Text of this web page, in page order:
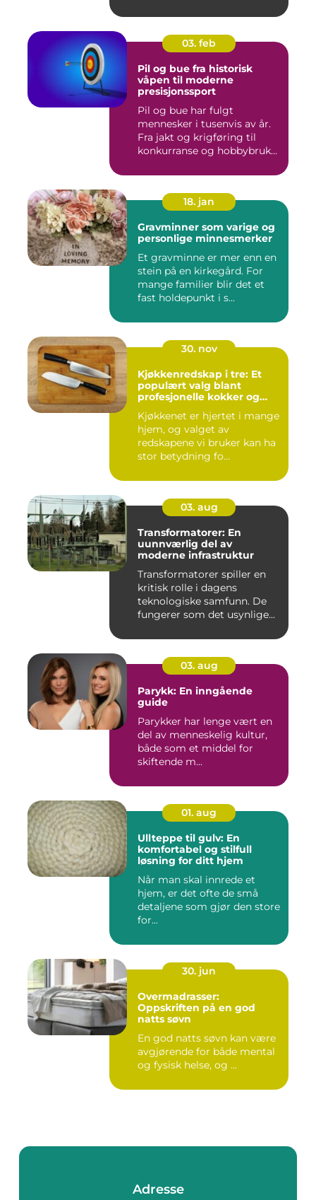
03. feb
Pil og bue fra historisk
våpen til moderne
presisjonssport
Pil og bue har fulgt
mennesker i tusenvis av år.
Fra jakt og krigføring til
konkurranse og hobbybruk...
18. jan
Gravminner som varige og
personlige minnesmerker
Et gravminne er mer enn en
stein på en kirkegård. For
mange familier blir det et
fast holdepunkt i s...
30. nov
Kjøkkenredskap i tre: Et
populært valg blant
profesjonelle kokker og
Kjøkkenet er hjertet i mange
hjem, og valget av
redskapene vi bruker kan ha
stor betydning fo...
03. aug
Transformatorer: En
uunnværlig del av
moderne infrastruktur
Transformatorer spiller en
kritisk rolle i dagens
teknologiske samfunn. De
fungerer som det usynlige...
03. aug
Parykk: En inngående
guide
Parykker har lenge vært en
del av menneskelig kultur,
både som et middel for
skiftende m...
01. aug
Ullteppe til gulv: En
komfortabel og stilfull
løsning for ditt hjem
Når man skal innrede et
hjem, er det ofte de små
detaljene som gjør den store
for...
30. jun
Overmadrasser:
Oppskriften på en god
natts søvn
En god natts søvn kan være
avgjørende for både mental
og fysisk helse, og ...
Adresse